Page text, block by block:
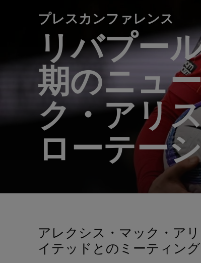
プレスカンファレンス
リバプー
期のニュ
ク・アリ
ローテー
アレクシス・マック・アリスターは、リバプールのニューカッスル・ユナ
イテッドとのミーティン